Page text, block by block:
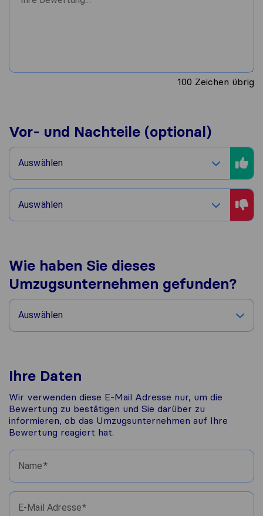
100 Zeichen übrig
Vor- und Nachteile (optional)
Auswählen
Auswählen
Wie haben Sie dieses
Umzugsunternehmen gefunden?
Auswählen
Ihre Daten
Wir verwenden diese E-Mail Adresse nur, um die
Bewertung zu bestätigen und Sie darüber zu
informieren, ob das Umzugsunternehmen auf Ihre
Bewertung reagiert hat.
Name
E-Mail Adresse